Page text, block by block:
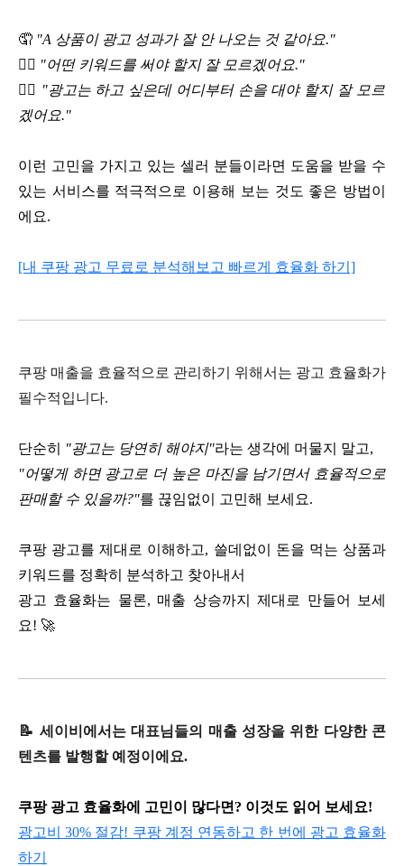
🤦 "A 상품이 광고 성과가 잘 안 나오는 것 같아요."
🤦‍♂️ "어떤 키워드를 써야 할지 잘 모르겠어요."
🤦‍♀️ "광고는 하고 싶은데 어디부터 손을 대야 할지 잘 모르
겠어요."
​이런 고민을 가지고 있는 셀러 분들이라면 도움을 받을 수
있는 서비스를 적극적으로 이용해 보는 것도 좋은 방법이
에요.
[내 쿠팡 광고 무료로 분석해보고 빠르게 효율화 하기]
쿠팡 매출을 효율적으로 관리하기 위해서는 광고 효율화가
필수적입니다.
단순히 "광고는 당연히 해야지"라는 생각에 머물지 말고,
"어떻게 하면 광고로 더 높은 마진을 남기면서 효율적으로
판매할 수 있을까?"를 끊임없이 고민해 보세요.
쿠팡 광고를 제대로 이해하고, 쓸데없이 돈을 먹는 상품과
키워드를 정확히 분석하고 찾아내서
광고 효율화는 물론, 매출 상승까지 제대로 만들어 보세
요! 🚀
📝 세이비에서는 대표님들의 매출 성장을 위한 다양한 콘
텐츠를 발행할 예정이에요.
쿠팡 광고 효율화에 고민이 많다면? 이것도 읽어 보세요!
​광고비 30% 절감! 쿠팡 계정 연동하고 한 번에 광고 효율화
하기